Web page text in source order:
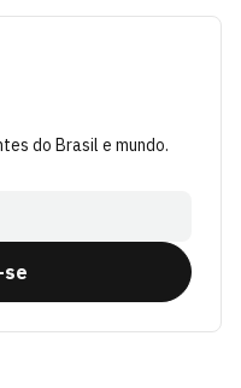
do Brasil e mundo.